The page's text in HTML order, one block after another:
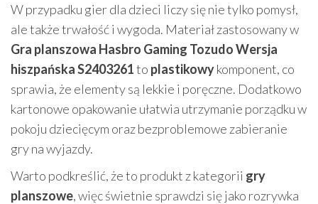
W przypadku gier dla dzieci liczy się nie tylko pomysł,
ale także trwałość i wygoda. Materiał zastosowany w
Gra planszowa Hasbro Gaming Tozudo Wersja
hiszpańska S2403261to plastikowykomponent, co
sprawia, że elementy są lekkie i poręczne. Dodatkowo
kartonowe opakowanie ułatwia utrzymanie porządku w
pokoju dziecięcym oraz bezproblemowe zabieranie
gry na wyjazdy.
Warto podkreślić, że to produkt z kategorii gry
planszowe, więc świetnie sprawdzi się jako rozrywka